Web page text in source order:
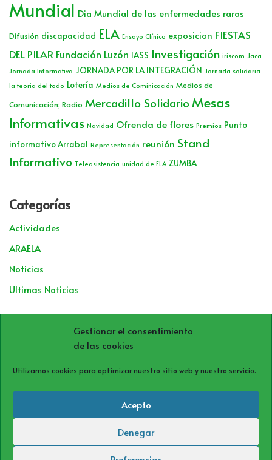
Gestionar el consentimiento
de las cookies
Utilizamos cookies para optimizar nuestro sitio web y nuestro servicio.
Acepto
Denegar
Mundial Dia Mundial de las enfermedades raras
Difusión discapacidad ELA Ensayo Clínico exposicion FIESTAS
DEL PILAR Fundación Luzón IASS Investigación iriscom Jaca
Jornada Informativa JORNADA POR LA INTEGRACIÓN Jornada solidaria
la teoria del todo Lotería Medios de Cominicación Medios de
Comunicación; Radio Mercadillo SolidarioMesas
Informativas Navidad Ofrenda de flores Premios Punto
informativo Arrabal Representación reunión Stand
Informativo Teleasistencia unidad de ELA ZUMBA
Categorías
Actividades
ARAELA
Noticias
Ultimas Noticias
Política de privacidad
Aviso Legal